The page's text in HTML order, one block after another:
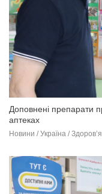
Доповнені препарати
аптеках
Новини / Україна / Здоров’я